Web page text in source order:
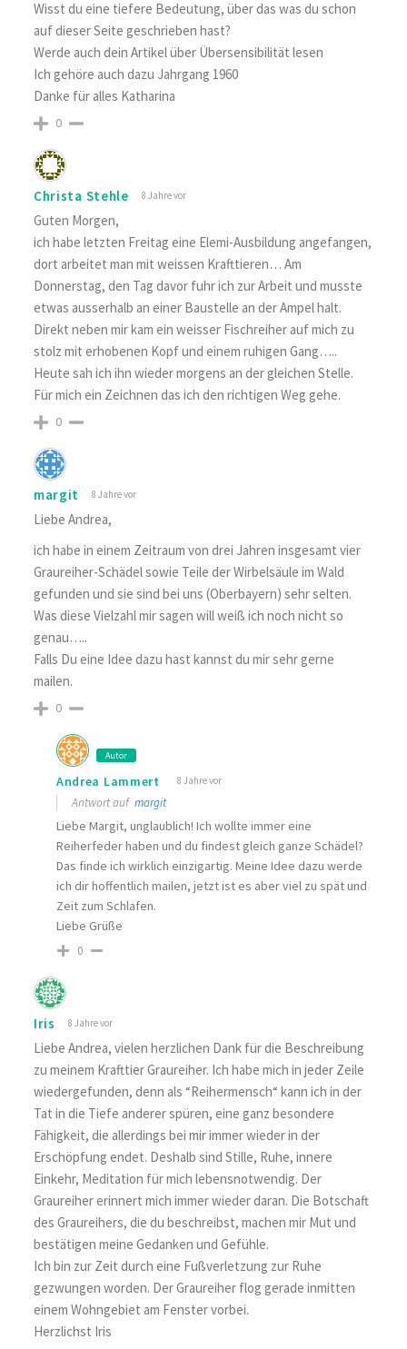
Wisst du eine tiefere Bedeutung, über das was du schon
auf dieser Seite geschrieben hast?
Werde auch dein Artikel über Übersensibilität lesen
Ich gehöre auch dazu Jahrgang 1960
Danke für alles Katharina
0
Christa Stehle 8 Jahre vor
Guten Morgen,
ich habe letzten Freitag eine Elemi-Ausbildung angefangen,
dort arbeitet man mit weissen Krafttieren… Am
Donnerstag, den Tag davor fuhr ich zur Arbeit und musste
etwas ausserhalb an einer Baustelle an der Ampel halt.
Direkt neben mir kam ein weisser Fischreiher auf mich zu
stolz mit erhobenen Kopf und einem ruhigen Gang…..
Heute sah ich ihn wieder morgens an der gleichen Stelle.
Für mich ein Zeichnen das ich den richtigen Weg gehe.
0
margit 8 Jahre vor
Liebe Andrea,
ich habe in einem Zeitraum von drei Jahren insgesamt vier
Graureiher-Schädel sowie Teile der Wirbelsäule im Wald
gefunden und sie sind bei uns (Oberbayern) sehr selten.
Was diese Vielzahl mir sagen will weiß ich noch nicht so
genau…..
Falls Du eine Idee dazu hast kannst du mir sehr gerne
mailen.
0
Autor
Andrea Lammert 8 Jahre vor
Antwort auf margit
Liebe Margit, unglaublich! Ich wollte immer eine
Reiherfeder haben und du findest gleich ganze Schädel?
Das finde ich wirklich einzigartig. Meine Idee dazu werde
ich dir hoffentlich mailen, jetzt ist es aber viel zu spät und
Zeit zum Schlafen.
Liebe Grüße
0
Iris 8 Jahre vor
Liebe Andrea, vielen herzlichen Dank für die Beschreibung
zu meinem Krafttier Graureiher. Ich habe mich in jeder Zeile
wiedergefunden, denn als “Reihermensch“ kann ich in der
Tat in die Tiefe anderer spüren, eine ganz besondere
Fähigkeit, die allerdings bei mir immer wieder in der
Erschöpfung endet. Deshalb sind Stille, Ruhe, innere
Einkehr, Meditation für mich lebensnotwendig. Der
Graureiher erinnert mich immer wieder daran. Die Botschaft
des Graureihers, die du beschreibst, machen mir Mut und
bestätigen meine Gedanken und Gefühle.
Ich bin zur Zeit durch eine Fußverletzung zur Ruhe
gezwungen worden. Der Graureiher flog gerade inmitten
einem Wohngebiet am Fenster vorbei.
Herzlichst Iris